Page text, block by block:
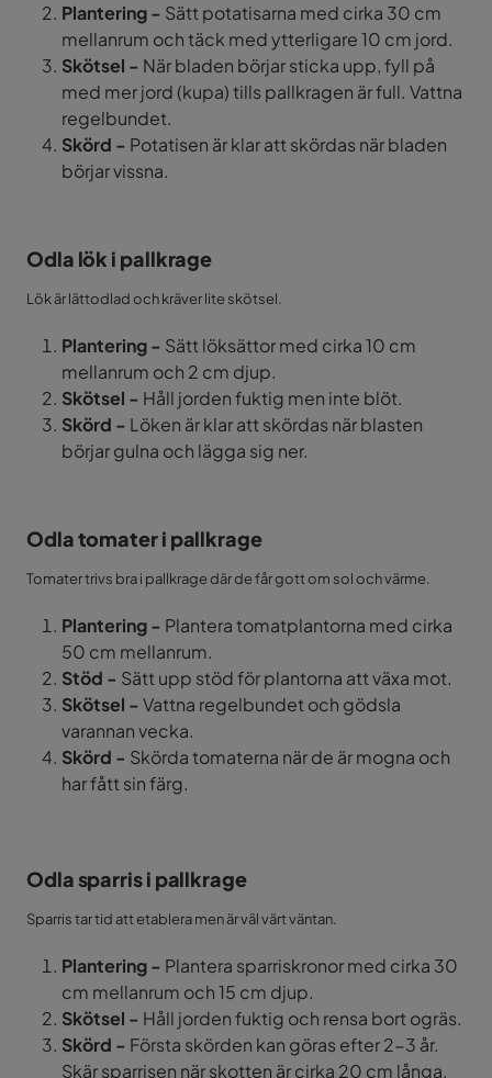
Plantering - Sätt potatisarna med cirka 30 cm
mellanrum och täck med ytterligare 10 cm jord.
Skötsel - När bladen börjar sticka upp, fyll på
med mer jord (kupa) tills pallkragen är full. Vattna
regelbundet.
Skörd - Potatisen är klar att skördas när bladen
börjar vissna.
Odla lök i pallkrage
Lök är lättodlad och kräver lite skötsel.
Plantering - Sätt löksättor med cirka 10 cm
mellanrum och 2 cm djup.
Skötsel - Håll jorden fuktig men inte blöt.
Skörd - Löken är klar att skördas när blasten
börjar gulna och lägga sig ner.
Odla tomater i pallkrage
Tomater trivs bra i pallkrage där de får gott om sol och värme.
Plantering - Plantera tomatplantorna med cirka
50 cm mellanrum.
Stöd - Sätt upp stöd för plantorna att växa mot.
Skötsel - Vattna regelbundet och gödsla
varannan vecka.
Skörd - Skörda tomaterna när de är mogna och
har fått sin färg.
Odla sparris i pallkrage
Sparris tar tid att etablera men är väl värt väntan.
Plantering - Plantera sparriskronor med cirka 30
cm mellanrum och 15 cm djup.
Skötsel - Håll jorden fuktig och rensa bort ogräs.
Skörd - Första skörden kan göras efter 2-3 år.
Skär sparrisen när skotten är cirka 20 cm långa.